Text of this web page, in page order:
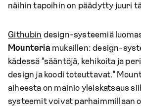
näihin tapoihin on päädytty juuri
Githubin design-systeemiä
Mounteria mukaillen: design-
kädessä "sääntöjä, kehikoita ja
design ja koodi toteuttavat."
aiheesta on mainio yleiskatsaus
systeemit voivat parhaimmillaan